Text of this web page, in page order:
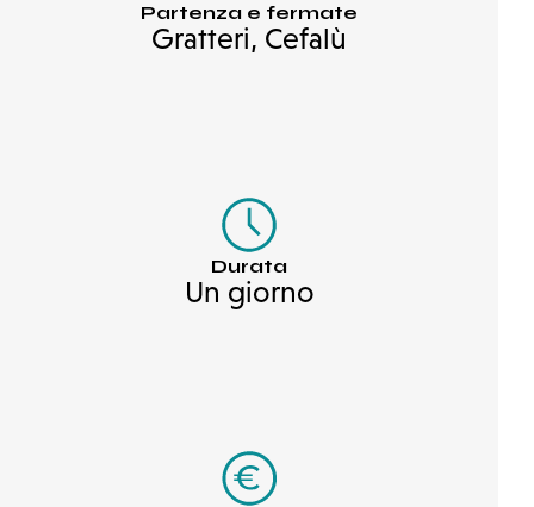
Partenza e fermate
Gratteri, Cefalù
Durata
Un giorno